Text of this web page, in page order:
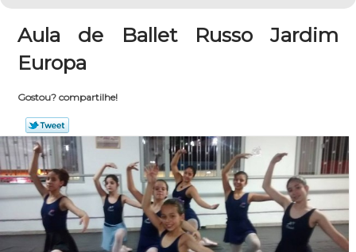
Aula de Ballet Russo Jardim
Europa
Gostou? compartilhe!